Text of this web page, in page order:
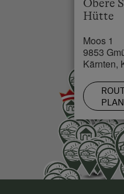
Obere
Hütte
Moos 1
9853
Kärnten,